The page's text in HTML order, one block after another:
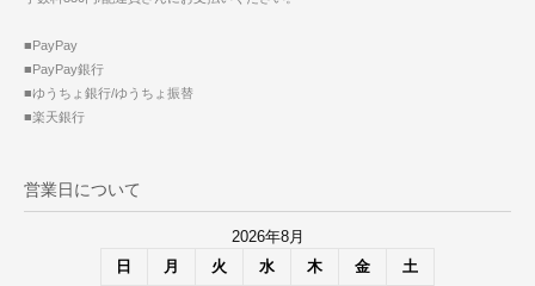
■PayPay
■PayPay銀行
■ゆうちょ銀行/ゆうちょ振替
■楽天銀行
営業日について
2026年8月
日
月 火 水 木 金 土